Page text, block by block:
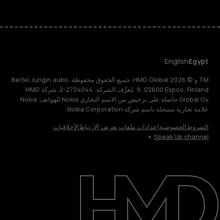
حول
الدعم
Egypt
English
TM و © 2026 HMD Global. جميع الحقوق محفوظة. Bertel Jungin aukio
9, 02600 Espoo, Finland. مُعرِّف الشركة: 2724044-2. شركة HMD
Global Oy حاصلة على ترخيص من الاسم التجاري Nokia للهواتف. Nokia
علامة تجارية مسجلة باسم شركة Nokia Corporation.
الشروطالخصوصيةإعدادات ملفات تعريف الارتباطالأخلاقيات
Speak Up channel